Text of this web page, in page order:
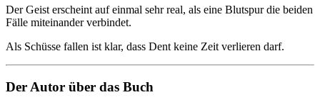
Der Geist erscheint auf einmal sehr real, als eine Blutspur die beiden
Fälle miteinander verbindet.
Als Schüsse fallen ist klar, dass Dent keine Zeit verlieren darf.
Der Autor über das Buch